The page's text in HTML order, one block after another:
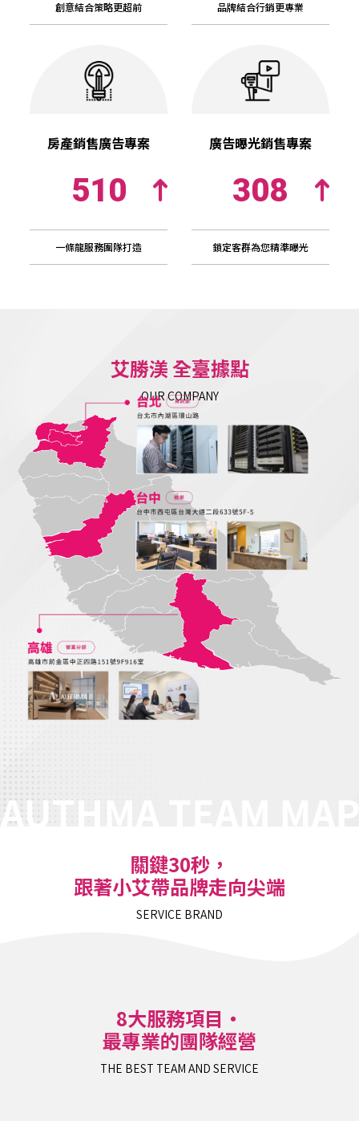
創意結合策略更超前 品牌結合行銷更專業
房產銷售廣告專案
510
一條龍服務團隊打造
廣告曝光銷售專案
308
鎖定客群為您精準曝光
艾勝渼 全臺據點
OUR COMPANY
關鍵30秒，
跟著小艾帶品牌走向尖端
SERVICE BRAND
8大服務項目‧
最專業的團隊經營
THE BEST TEAM AND SERVICE